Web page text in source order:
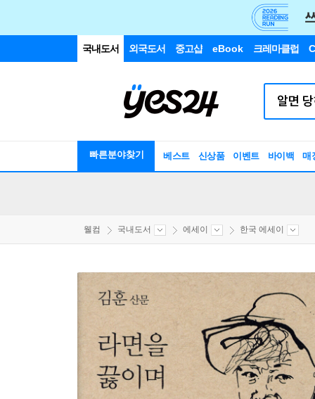
국내도서 외국도서 중고샵 eBook 크레마클럽
빠른분야찾기 베스트 신상품 이벤트 바이백 매
웰컴 국내도서 에세이 한국 에세이